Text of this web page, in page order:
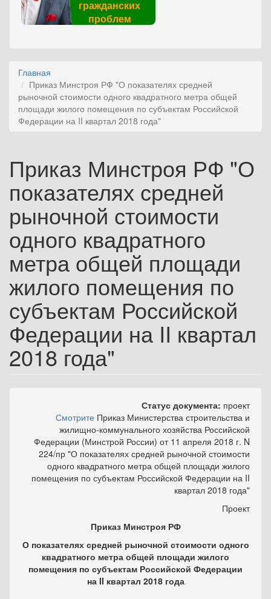
гражданских
проблем
Главная
Приказ Минстроя РФ "О показателях средней
рыночной стоимости одного квадратного метра общей
площади жилого помещения по субъектам Российской
Федерации ‎на II квартал 2018 года"
Приказ Минстроя РФ "О
показателях средней
рыночной стоимости
одного квадратного
метра общей площади
жилого помещения по
субъектам Российской
Федерации ‎на II квартал
2018 года"
Статус документа: проект
Смотрите Приказ Министерства строительства и
жилищно-коммунального хозяйства Российской
Федерации (Минстрой России) от 11 апреля 2018 г. N
224/пр "О показателях средней рыночной стоимости
одного квадратного метра общей площади жилого
помещения по субъектам Российской Федерации на II
квартал 2018 года"
Проект
Приказ Минстроя РФ
О показателях средней рыночной стоимости одного
квадратного метра общей площади жилого
помещения по субъектам Российской Федерации
на II квартал 2018 года